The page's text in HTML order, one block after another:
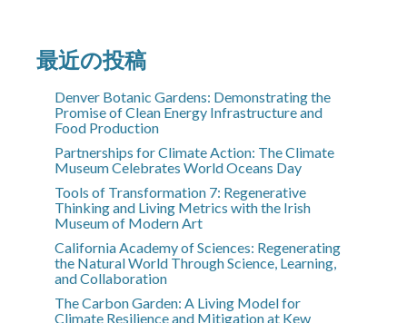
最近の投稿
Denver Botanic Gardens: Demonstrating the
Promise of Clean Energy Infrastructure and
Food Production
Partnerships for Climate Action: The Climate
Museum Celebrates World Oceans Day
Tools of Transformation 7: Regenerative
Thinking and Living Metrics with the Irish
Museum of Modern Art
California Academy of Sciences: Regenerating
the Natural World Through Science, Learning,
and Collaboration
The Carbon Garden: A Living Model for
Climate Resilience and Mitigation at Kew